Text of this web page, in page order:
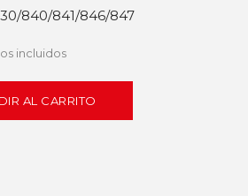
840/841/846/847
incluidos
AL CARRITO